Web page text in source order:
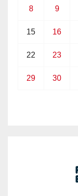
8 9
15 16
22 23
29 30